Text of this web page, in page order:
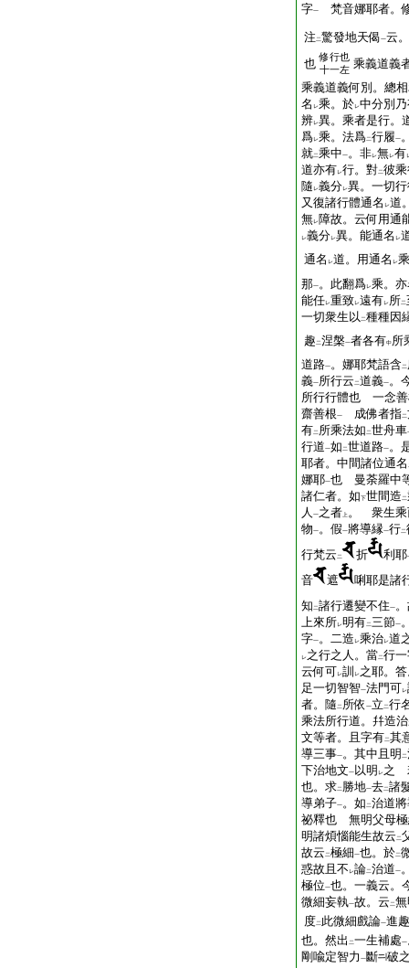
字一 梵音娜耶者。
注 二驚發地天偈一云
也 修行也
十一左 乘義道義
乘義道義何別。總
名 レ乘。於レ中分別
辨レ異。乘者是行。
爲レ乘。法爲二行履一
就二乘中一。非レ無レ有
道亦有レ行。對二彼
隨 レ義分レ異。一切
又復諸行體通名 レ道
無レ障故。云何用通
レ義分レ異。能通名 レ
通名 レ道。用通名 レ乘
那一。此翻爲レ乘。
能任レ重致レ遠有レ所二
一切衆生以 二種種因
趣 二涅槃一者各有中所
道路一。娜耶梵語含二
義一所行云 二道義一。
所行行體也 一念善
齋善根一 成佛者指二
有二 所乘法如 二世舟車
行道一如 二世道路一。
耶者。中間諸位通名
娜耶一也 曼荼羅中
諸仁者。如下世間造 二
人 一之者 上 。 衆生乘
物一。假一將導縁一行二
行梵云 二 折 利耶
音 遮
唎耶是諸
知 二諸行遷變不住一
上來所レ明有二三節一
字一。二造 レ乘治レ道
レ之行之人。當二行
云何可レ訓 レ之耶。
足一切智智一法門可レ
者。隨 二 所依 一立 二行
乘法所行道。幷造
文等者。且字有二其
導三事一。其中且明 二
下治地文一 以明 レ之
也。求二 勝地一去二諸
導弟子一。如 二治道
祕釋也 無明父母極
明諸煩惱能生故云 二
故云 二極細一也。於二
惑故且不 レ論二治道一
極位一也。一義云。
微細妄執一故。云 二
度二 此微細戲論一進
也。然出 二一生補處一
剛喩定智力 一斷 破